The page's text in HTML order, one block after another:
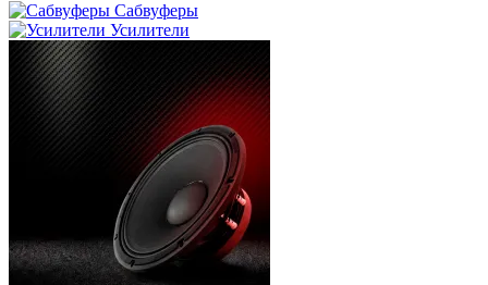
Сабвуферы
Усилители